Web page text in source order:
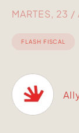
MARTES, 23
FLASH FISCAL